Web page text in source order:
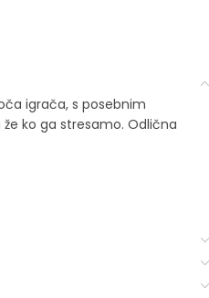
igrača, s posebnim
ko ga stresamo. Odlična